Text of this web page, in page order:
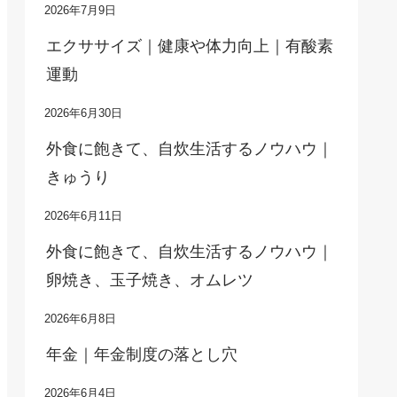
2026年7月9日
エクササイズ｜健康や体力向上｜有酸素
運動
2026年6月30日
外食に飽きて、自炊生活するノウハウ｜
きゅうり
2026年6月11日
外食に飽きて、自炊生活するノウハウ｜
卵焼き、玉子焼き、オムレツ
2026年6月8日
年金｜年金制度の落とし穴
2026年6月4日